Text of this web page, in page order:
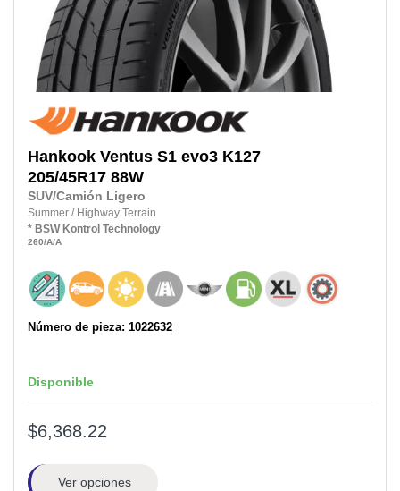
Hankook Ventus S1 evo3 K127
205/45R17 88W
SUV/Camión Ligero
Summer / Highway Terrain
* BSW Kontrol Technology
260/A/A
Número de pieza: 1022632
Disponible
$6,368.22
Ver opciones